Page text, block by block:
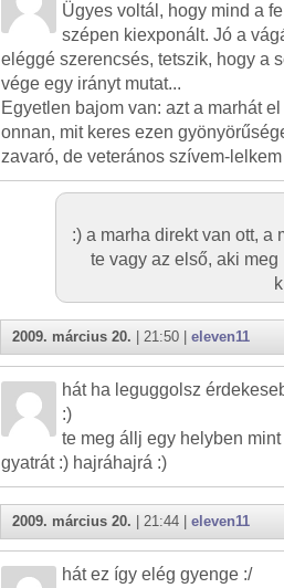
Ügyes voltál, hogy mind a
szépen kiexponált. Jó a
eléggé szerencsés, tetszik, hogy a
vége egy irányt mutat...
Egyetlen bajom van: azt a marhát
onnan, mit keres ezen
zavaró, de veterános szívem-
:) a marha direkt van ott, a
te vagy az első, aki
2009. március 20. | 21:50 | eleven11
hát ha leguggolsz
:)
te meg állj egy helyben
gyatrát :) hajráhajrá :)
2009. március 20. | 21:44 | eleven11
hát ez így elég gyenge :/